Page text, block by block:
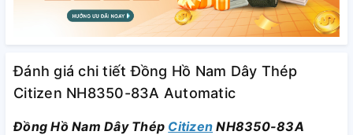
Đánh giá chi tiết Đồng Hồ Nam Dây Thép
Citizen NH8350-83A Automatic
Đồng Hồ Nam Dây Thép Citizen NH8350-83A